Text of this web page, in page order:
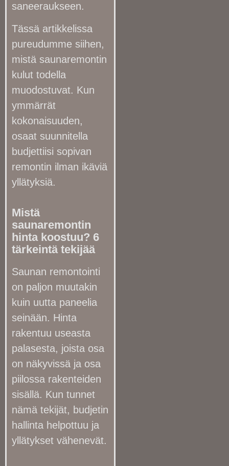
saneeraukseen.
Tässä artikkelissa
pureudumme siihen,
mistä saunaremontin
kulut todella
muodostuvat. Kun
ymmärrät
kokonaisuuden,
osaat suunnitella
budjettiisi sopivan
remontin ilman ikäviä
yllätyksiä.
Mistä
saunaremontin
hinta koostuu? 6
tärkeintä tekijää
Saunan remontointi
on paljon muutakin
kuin uutta paneelia
seinään. Hinta
rakentuu useasta
palasesta, joista osa
on näkyvissä ja osa
piilossa rakenteiden
sisällä. Kun tunnet
nämä tekijät, budjetin
hallinta helpottuu ja
yllätykset vähenevät.